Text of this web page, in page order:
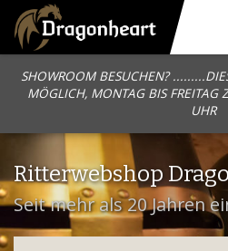
SHOWROOM BESUCHEN?
MÖGLICH, MONTAG BIS
UHR
Ritterwebshop
Seit mehr als 20 Jahren